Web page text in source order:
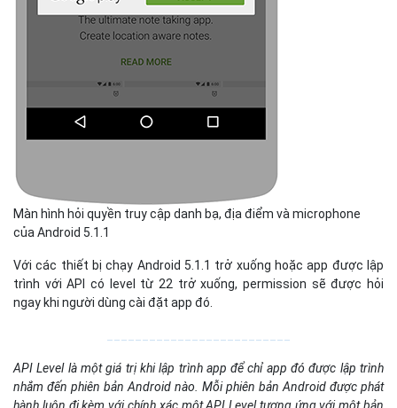
Màn hình hỏi quyền truy cập danh bạ, địa điểm và microphone
của Android 5.1.1
Với các thiết bị chạy Android 5.1.1 trở xuống hoặc app được lập
trình với API có level từ 22 trở xuống, permission sẽ được hỏi
ngay khi người dùng cài đặt app đó.
API Level là một giá trị khi lập trình app để chỉ app đó được lập trình
nhắm đến phiên bản Android nào. Mỗi phiên bản Android được phát